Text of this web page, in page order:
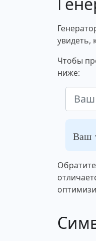
увидеть,
Чтобы
ниже:
Ваш